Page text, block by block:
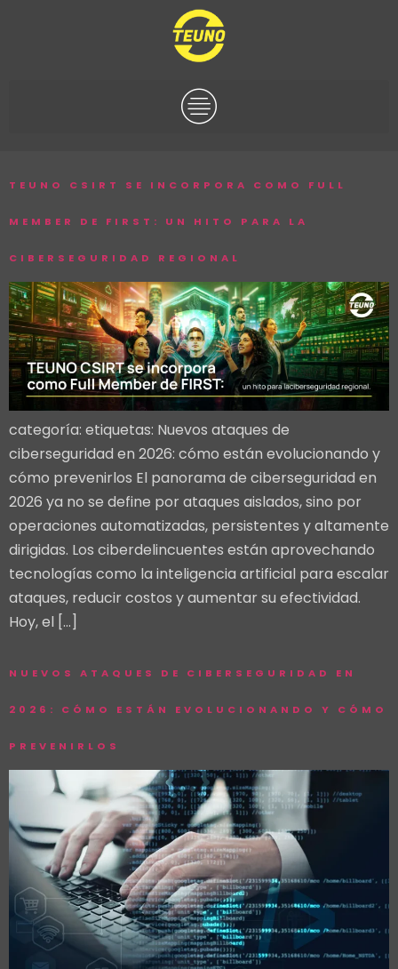
TEUNO CSIRT SE INCORPORA COMO FULL
MEMBER DE FIRST: UN HITO PARA LA
CIBERSEGURIDAD REGIONAL
categoría: etiquetas: Nuevos ataques de
ciberseguridad en 2026: cómo están evolucionando y
cómo prevenirlos El panorama de ciberseguridad en
2026 ya no se define por ataques aislados, sino por
operaciones automatizadas, persistentes y altamente
dirigidas. Los ciberdelincuentes están aprovechando
tecnologías como la inteligencia artificial para escalar
ataques, reducir costos y aumentar su efectividad.
Hoy, el […]
NUEVOS ATAQUES DE CIBERSEGURIDAD EN
2026: CÓMO ESTÁN EVOLUCIONANDO Y CÓMO
PREVENIRLOS